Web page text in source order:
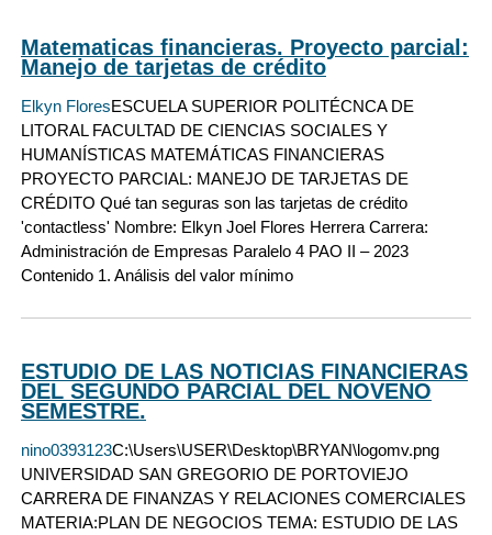
Matematicas financieras. Proyecto parcial:
Manejo de tarjetas de crédito
Elkyn FloresESCUELA SUPERIOR POLITÉCNCA DE
LITORAL FACULTAD DE CIENCIAS SOCIALES Y
HUMANÍSTICAS MATEMÁTICAS FINANCIERAS
PROYECTO PARCIAL: MANEJO DE TARJETAS DE
CRÉDITO Qué tan seguras son las tarjetas de crédito
'contactless' Nombre: Elkyn Joel Flores Herrera Carrera:
Administración de Empresas Paralelo 4 PAO II – 2023
Contenido 1. Análisis del valor mínimo
ESTUDIO DE LAS NOTICIAS FINANCIERAS
DEL SEGUNDO PARCIAL DEL NOVENO
SEMESTRE.
nino0393123C:\Users\USER\Desktop\BRYAN\logomv.png
UNIVERSIDAD SAN GREGORIO DE PORTOVIEJO
CARRERA DE FINANZAS Y RELACIONES COMERCIALES
MATERIA:PLAN DE NEGOCIOS TEMA: ESTUDIO DE LAS